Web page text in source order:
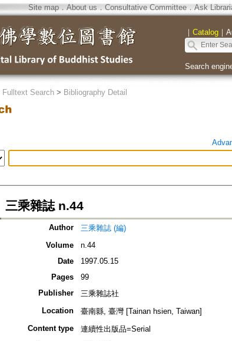
Site map．About us ． Consultative Committee． Ask
｜ Catalog｜
Search
Fulltext Search> Bibliography Detail
三乘雜誌 n.44
Author
三乘雜誌 (編)
Volume
n.44
Date
1997.05.15
Pages
99
Publisher
三乘雜誌社
Location
臺南縣, 臺灣 [Tainan hsien, Taiwan]
Content type
連續性出版品=Serial